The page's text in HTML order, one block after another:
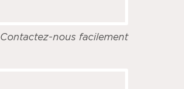
Contactez-nous facilement